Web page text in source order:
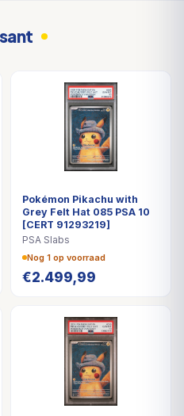
Pokémon Pikachu with
Grey Felt Hat 085 PSA 10
[CERT 91293219]
PSA Slabs
Nog 1 op voorraad
€2.499,99